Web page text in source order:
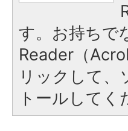
す。お持ちで
Reader（
リックして
トールしてく